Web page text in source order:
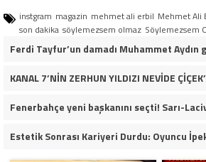
instgram magazin mehmet ali erbil Mehmet Ali
son dakika söylemezsem olmaz Söylemezsem
Ferdi Tayfur’un damadı Muhammet Aydın